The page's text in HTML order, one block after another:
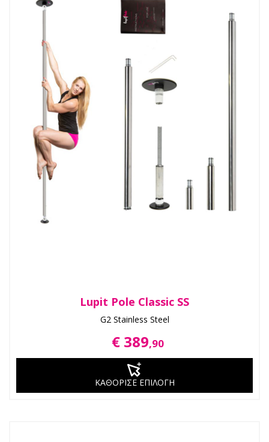
Lupit Pole Classic SS
G2 Stainless Steel
€ 389,90
ΚΑΘΟΡΙΣΕ ΕΠΙΛΟΓΗ